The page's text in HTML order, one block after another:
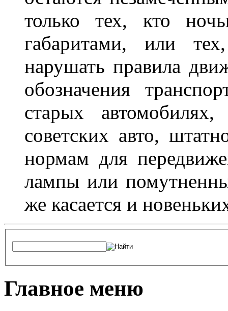
только тех, кто
габаритами, или
нарушать правила
обозначения
старых
советских авто,
нормам для
лампы или
же касается и
Главное меню